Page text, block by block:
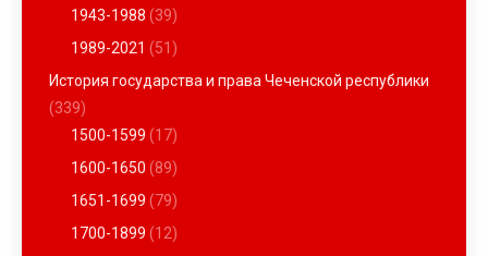
1943-1988 (39)
1989-2021 (51)
История государства и права Чеченской республики
(339)
1500-1599 (17)
1600-1650 (89)
1651-1699 (79)
1700-1899 (12)